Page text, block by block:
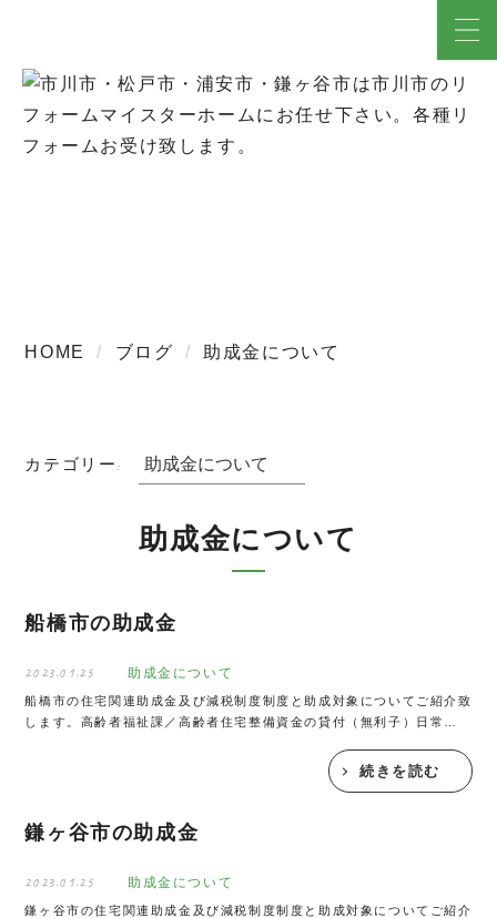
HOME ブログ 助成金について
カテゴリー:
助成金について
船橋市の助成金
2023.01.25 助成金について
船橋市の住宅関連助成金及び減税制度制度と助成対象についてご紹介致
します。高齢者福祉課／高齢者住宅整備資金の貸付（無利子）日常生活
めに、今の住宅に不便を感じているご家族に、住宅の...続きを読む
鎌ヶ谷市の助成金
2023.01.25 助成金について
鎌ヶ谷市の住宅関連助成金及び減税制度制度と助成対象についてご紹介